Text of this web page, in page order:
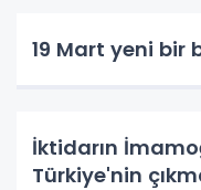
19 Mart yeni bir
İktidarın
Türkiye'nin